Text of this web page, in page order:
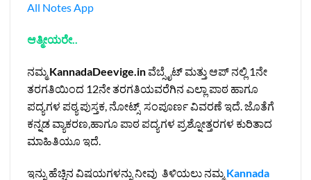
All Notes App
ಆತ್ಮೀಯರೇ..
ನಮ್ಮ KannadaDeevige.inವೆಬ್ಸೈಟ್ ಮತ್ತು ಆಪ್ ನಲ್ಲಿ 1ನೇ
ತರಗತಿಯಿಂದ 12ನೇ ತರಗತಿಯವರೆಗಿನ ಎಲ್ಲಾ ಪಾಠ ಹಾಗೂ
ಪದ್ಯಗಳ ಪಠ್ಯ ಪುಸ್ತಕ, ನೋಟ್ಸ್ ಸಂಪೂರ್ಣ ವಿವರಣೆ ಇದೆ. ಜೊತೆಗೆ
ಕನ್ನಡ ವ್ಯಾಕರಣ,ಹಾಗೂ ಪಾಠ ಪದ್ಯಗಳ ಪ್ರಶ್ನೋತ್ತರಗಳ ಕುರಿತಾದ
ಮಾಹಿತಿಯೂ ಇದೆ.
ಇನ್ನು ಹೆಚ್ಚಿನ ವಿಷಯಗಳನ್ನು ನೀವು ತಿಳಿಯಲು ನಮ್ಮ Kannada